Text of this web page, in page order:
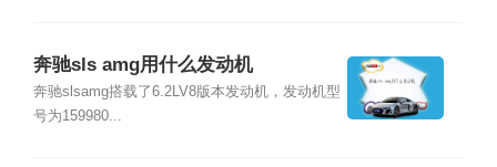
奔驰sls amg用什么发动机
奔驰slsamg搭载了6.2LV8版本发动机，发动机型
号为159980...